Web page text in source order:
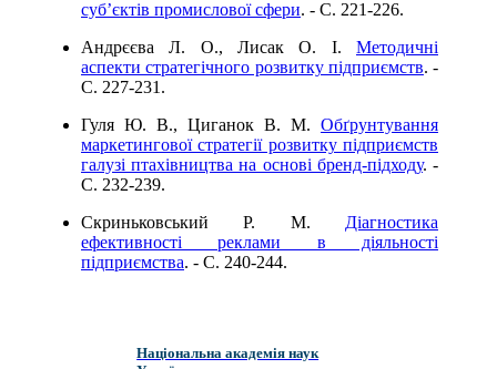
суб’єктів промислової сфери. - C. 221-226.
Андрєєва Л. О., Лисак О. І. Методичні
аспекти стратегічного розвитку підприємств. -
C. 227-231.
Гуля Ю. В., Циганок В. М. Обґрунтування
маркетингової стратегії розвитку підприємств
галузі птахівництва на основі бренд-підходу. -
C. 232-239.
Скриньковський Р. М. Діагностика
ефективності реклами в діяльності
підприємства. - C. 240-244.
Національна академія наук